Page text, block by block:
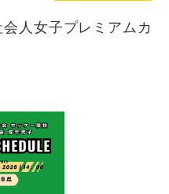
会人女子プレミアムカ